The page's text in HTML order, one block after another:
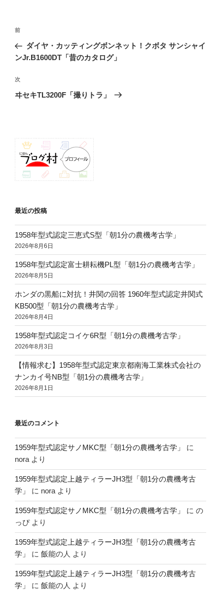
投
ナ
ゲ
ー
前
の
投
前
ダイヤ・カッティングボンネット！クボタ サンシャイ
ンJr.B1600DT「昔のカタログ」
次
の
次
ヰセキTL3200F「撮りトラ」
最近の投稿
1958年型式認定三恵式S型「朝1分の農機考古学」
2026年8月6日
1958年型式認定富士耕耘機PL型「朝1分の農機考古学」
2026年8月5日
ホンダの黒船に対抗！井関の回答 1960年型式認定井関式
KB500型「朝1分の農機考古学」
2026年8月4日
1958年型式認定コイケ6R型「朝1分の農機考古学」
2026年8月3日
【情報求む】1958年型式認定東京都南海工業株式会社の
ナンカイ号NB型「朝1分の農機考古学」
2026年8月1日
最近のコメント
1959年型式認定サノMKC型「朝1分の農機考古学」
に
nora より
1959年型式認定上越ティラーJH3型「朝1分の農機考古
学」
に nora より
1959年型式認定サノMKC型「朝1分の農機考古学」 に の
っぴより
1959年型式認定上越ティラーJH3型「朝1分の農機考古
学」
に 飯能の人 より
1959年型式認定上越ティラーJH3型「朝1分の農機考古
学」
に 飯能の人 より